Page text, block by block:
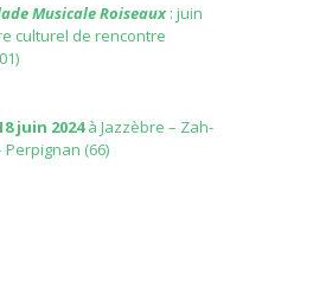
Musicale Roiseaux: juin
culturel de rencontre
juin 2024à Jazzèbre – Zah-
Perpignan (66)